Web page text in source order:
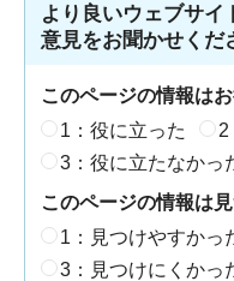
より良いウェブサイ
意見をお聞かせくだ
このページの情報は
1：役に立った
2
3：役に立たなかっ
このページの情報は
1：見つけやすかっ
3：見つけにくかっ